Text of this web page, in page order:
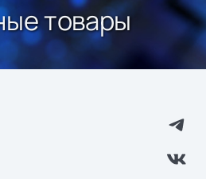
товары